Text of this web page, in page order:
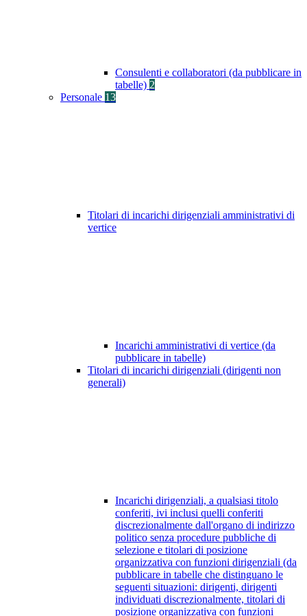
Consulenti e collaboratori (da pubblicare in
tabelle) 2
Personale 13
Titolari di incarichi dirigenziali amministrativi di
vertice
Incarichi amministrativi di vertice (da
pubblicare in tabelle)
Titolari di incarichi dirigenziali (dirigenti non
generali)
Incarichi dirigenziali, a qualsiasi titolo
conferiti, ivi inclusi quelli conferiti
discrezionalmente dall'organo di indirizzo
politico senza procedure pubbliche di
selezione e titolari di posizione
organizzativa con funzioni dirigenziali (da
pubblicare in tabelle che distinguano le
seguenti situazioni: dirigenti, dirigenti
individuati discrezionalmente, titolari di
posizione organizzativa con funzioni